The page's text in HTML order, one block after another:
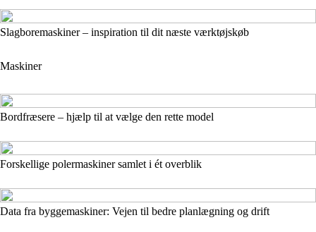
Slagboremaskiner – inspiration til dit næste værktøjskøb
Maskiner
Bordfræsere – hjælp til at vælge den rette model
Forskellige polermaskiner samlet i ét overblik
Data fra byggemaskiner: Vejen til bedre planlægning og drift